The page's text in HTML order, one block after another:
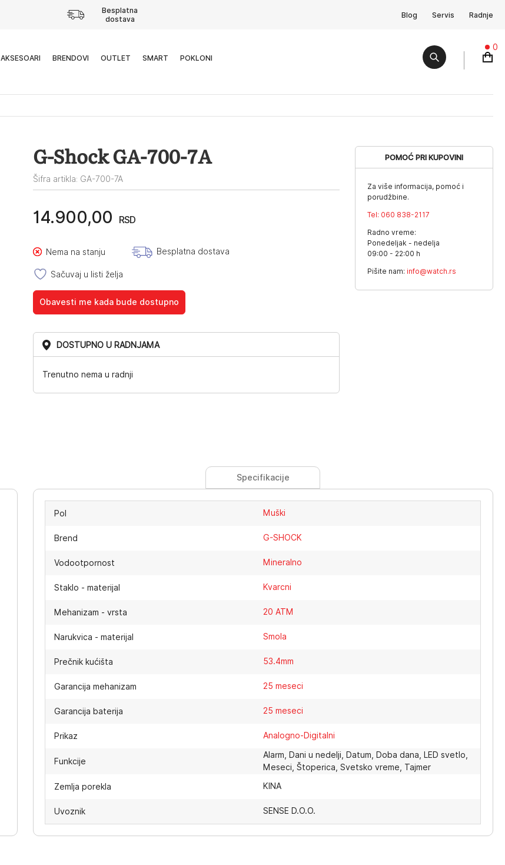
Besplatna
dostava
Blog Servis Radnje
AKSESOARI BRENDOVI OUTLET SMART POKLONI
0
G-Shock GA-700-7A
Šifra artikla: GA-700-7A
14.900,00 RSD
Nema na stanju Besplatna dostava
Sačuvaj u listi želja
Obavesti me kada bude dostupno
DOSTUPNO U RADNJAMA
Trenutno nema u radnji
POMOĆ PRI KUPOVINI
Za više informacija, pomoć i
porudžbine.
Tel: 060 838-2117
Radno vreme:
Ponedeljak - nedelja
09:00 - 22:00 h
Pišite nam: info@watch.rs
Specifikacije
Pol Muški
Brend G-SHOCK
Vodootpornost Mineralno
Staklo - materijal Kvarcni
Mehanizam - vrsta 20 ATM
Narukvica - materijal Smola
Prečnik kućišta 53.4mm
Garancija mehanizam 25 meseci
Garancija baterija 25 meseci
Prikaz Analogno-Digitalni
Funkcije
Alarm, Dani u nedelji, Datum, Doba dana, LED svetlo,
Meseci, Štoperica, Svetsko vreme, Tajmer
Zemlja porekla KINA
Uvoznik SENSE D.O.O.